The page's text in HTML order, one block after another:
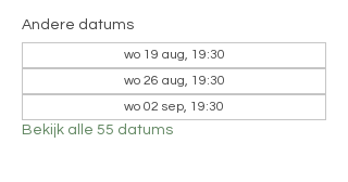
Andere datums
wo 19 aug, 19:30
wo 26 aug, 19:30
wo 02 sep, 19:30
Bekijk alle 55 datums